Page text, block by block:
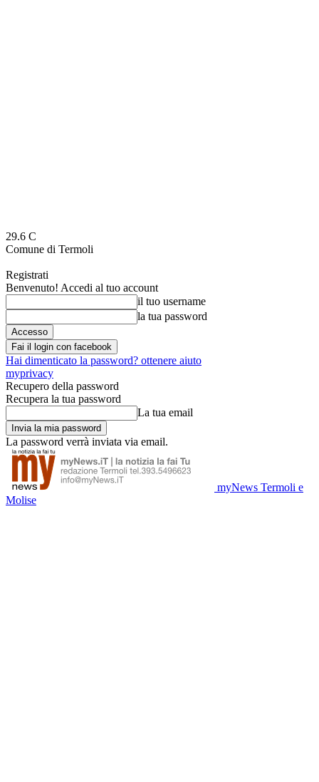
29.6 C
Comune di Termoli
Registrati
Benvenuto! Accedi al tuo account
il tuo username
la tua password
Fai il login con facebook
Hai dimenticato la password? ottenere aiuto
myprivacy
Recupero della password
Recupera la tua password
La tua email
La password verrà inviata via email.
myNews Termoli e
Molise